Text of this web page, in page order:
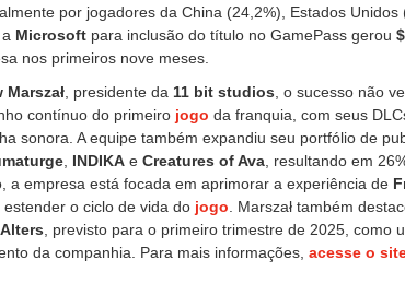
por jogadores da China (24,2%), Estados Unidos
Microsoft para inclusão do título no GamePass gerou
nos primeiros nove meses.
Marszał, presidente da 11 bit studios, o sucesso não
contínuo do primeiro jogo da franquia, com seus
sonora. A equipe também expandiu seu portfólio de
, INDIKA e Creatures of Ava, resultando em
a empresa está focada em aprimorar a experiência de
o ciclo de vida do jogo. Marszał também
, previsto para o primeiro trimestre de 2025, como
da companhia. Para mais informações, acesse o